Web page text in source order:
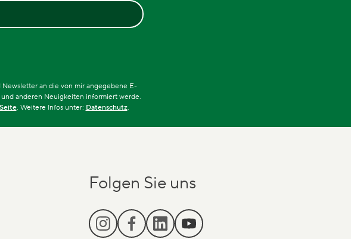
Newsletter an die von mir angegebene E-
anderen Neuigkeiten informiert werde.
. Weitere Infos unter: Datenschutz.
Folgen Sie uns